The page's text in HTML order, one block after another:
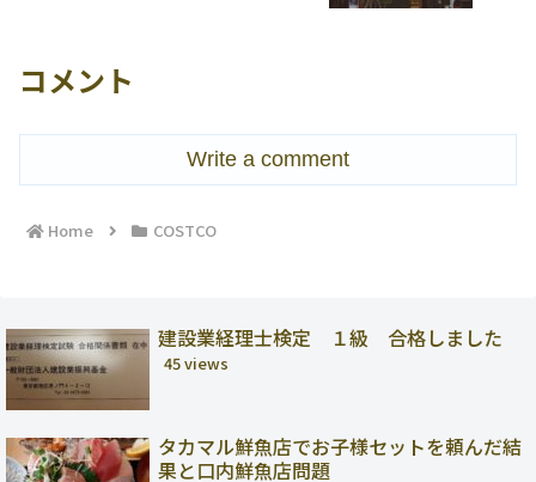
コメント
Write a comment
Home COSTCO
建設業経理士検定 １級 合格しました
45 views
タカマル鮮魚店でお子様セットを頼んだ結
果と口内鮮魚店問題